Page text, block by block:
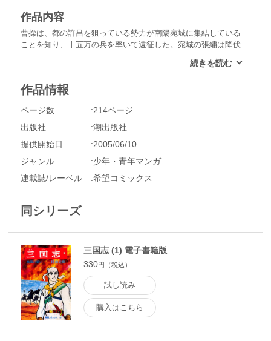
作品内容
曹操は、都の許昌を狙っている勢力が南陽宛城に集結している
ことを知り、十五万の兵を率いて遠征した。宛城の張繍は降伏
曹操は、油断したところを張繍に襲われ、命からがら許昌へ逃
みを知らせに曹操のもとを訪れた。
作品情報
ページ数
214ページ
出版社
潮出版社
提供開始日
2005/06/10
ジャンル
少年・青年マンガ
連載誌/レーベル
希望コミックス
同シリーズ
三国志 (1) 電子書籍版
330円（税込）
試し読み
購入はこちら